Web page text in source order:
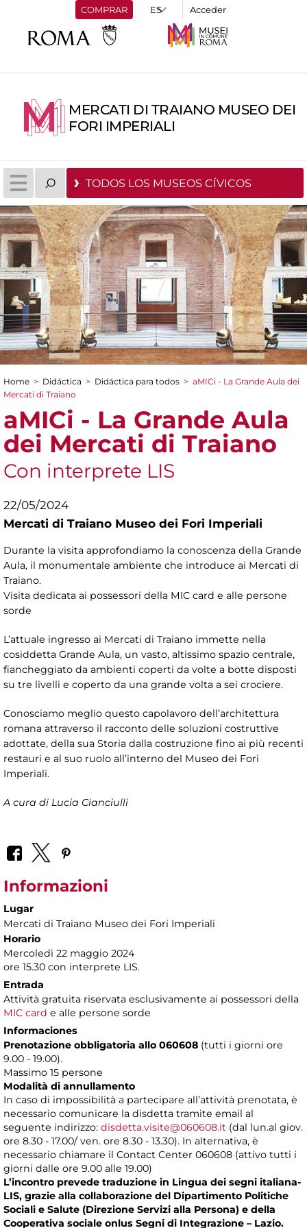
COMPRAR Acceder
MERCATI DI TRAIANO MUSEO DEI
FORI IMPERIALI
TODOS LOS MUSEOS CÍVICOS
You are here
Home > Didáctica > Didáctica para todos > aMICi - La Grande Aula dei
Mercati di Traiano
aMICi - La Grande Aula
dei Mercati di Traiano
Con interprete LIS
22/05/2024
Mercati di Traiano Museo dei Fori Imperiali
Durante la visita approfondiamo la conoscenza della Grande
Aula, il monumentale ambiente che introduce ai Mercati di
Traiano.
Visita dedicata ai possessori della MIC card e alle persone
sorde
L’attuale ingresso ai Mercati di Traiano immette nella
cosiddetta Grande Aula, un vasto, altissimo spazio centrale,
fiancheggiato da ambienti coperti da volte a botte disposti
su tre livelli e coperto da una grande volta a sei crociere.
Conosciamo meglio questo capolavoro dell’architettura
romana attraverso il racconto delle soluzioni costruttive
adottate, della sua Storia dalla costruzione fino ai più recenti
restauri e al suo ruolo all’interno del Museo dei Fori
Imperiali.
A cura di Lucia Cianciulli
Informazioni
Lugar
Mercati di Traiano Museo dei Fori Imperiali
Horario
Mercoledì 22 maggio 2024
ore 15.30 con interprete LIS.
Entrada
Attività gratuita riservata esclusivamente ai possessori della
MIC card e alle persone sorde
Informaciones
Prenotazione obbligatoria allo 060608 (tutti i giorni ore
9.00 - 19.00).
Massimo 15 persone
Modalità di annullamento
In caso di impossibilità a partecipare all’attività prenotata, è
necessario comunicare la disdetta tramite email al
seguente indirizzo: disdetta.visite@060608.it (dal lun.al giov.
ore 8.30 - 17.00/ ven. ore 8.30 - 13.30). In alternativa, è
necessario chiamare il Contact Center 060608 (attivo tutti i
giorni dalle ore 9.00 alle 19.00)
L’incontro prevede traduzione in Lingua dei segni italiana-
LIS, grazie alla collaborazione del Dipartimento Politiche
Sociali e Salute (Direzione Servizi alla Persona) e della
Cooperativa sociale onlus Segni di Integrazione – Lazio.